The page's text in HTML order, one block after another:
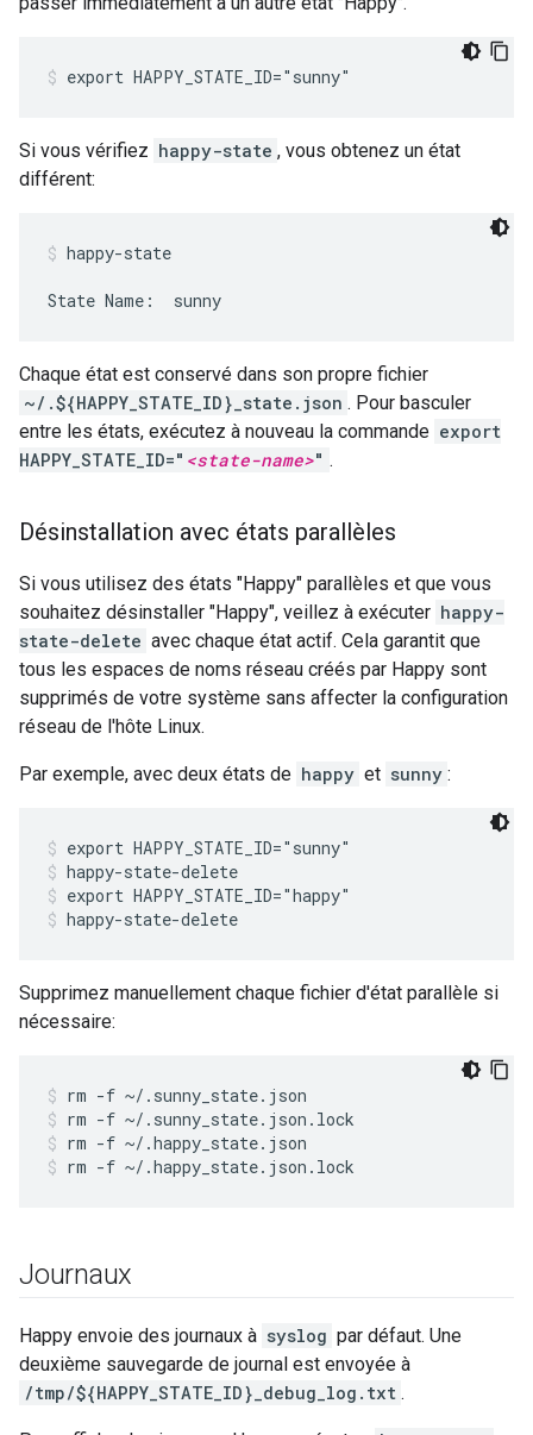
export HAPPY_STATE_ID="sunny"
Si vous vérifiez happy-state , vous obtenez un état
différent:
happy-state
State Name:  sunny
Chaque état est conservé dans son propre fichier
~/.${HAPPY_STATE_ID}_state.json . Pour basculer
entre les états, exécutez à nouveau la commande export
HAPPY_STATE_ID=" <state-name>" .
Désinstallation avec états parallèles
Si vous utilisez des états "Happy" parallèles et que vous
souhaitez désinstaller "Happy", veillez à exécuter happy-
state-delete avec chaque état actif. Cela garantit que
tous les espaces de noms réseau créés par Happy sont
supprimés de votre système sans affecter la configuration
réseau de l'hôte Linux.
Par exemple, avec deux états de happy et sunny :
export HAPPY_STATE_ID="sunny"
happy-state-delete
export HAPPY_STATE_ID="happy"
happy-state-delete
Supprimez manuellement chaque fichier d'état parallèle si
nécessaire:
rm -f ~/.sunny_state.json
rm -f ~/.sunny_state.json.lock
rm -f ~/.happy_state.json
rm -f ~/.happy_state.json.lock
Journaux
Happy envoie des journaux à syslog par défaut. Une
deuxième sauvegarde de journal est envoyée à
/tmp/${HAPPY_STATE_ID}_debug_log.txt .